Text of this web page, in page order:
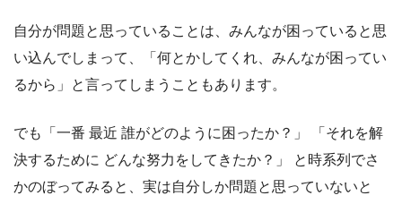
自分が問題と思っていることは、みんなが困っていると思
い込んでしまって、「何とかしてくれ、みんなが困ってい
るから」と言ってしまうこともあります。
でも「一番 最近 誰がどのように困ったか？」 「それを解
決するために どんな努力をしてきたか？」 と時系列でさ
かのぼってみると、実は自分しか問題と思っていないと